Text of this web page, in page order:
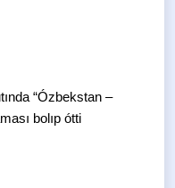
“Ózbekstan –
bolıp ótti